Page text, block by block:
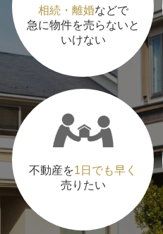
相続・離婚などで
急に物件を売らないと
いけない
不動産を1日でも早く
売りたい